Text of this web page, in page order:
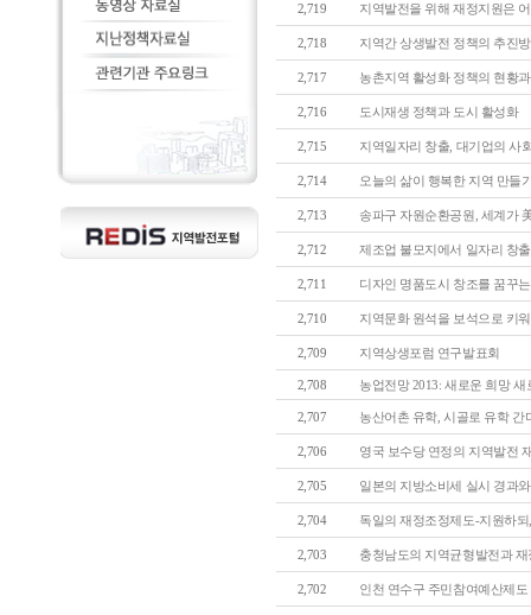
2,719 지역발전을 위해 재정지원은
2,718 지역간 상생발전 정책의 추진
2,717 농촌지역 활성화 정책의 현황
2,716 도시재생 정책과 도시 활성화
2,715 지역일자리 창출, 대기업의 사
2,714 오늘의 삶이 행복한 지역 만들
2,713 송파구 자원순환공원, 세계가
2,712 제조업 불모지에서 일자리 창
2,711 디자인 명품도시 창조를 꿈꾸
2,710 지역문화 원석을 보석으로 키
2,709 지역상생포럼 연구발표회
2,708 농업전망 2013: 새로운 희망 새
2,707 농산어촌 유학, 시골로 유학 간
2,706 영국 보수당 연정의 지역발전
2,705 일본의 지방소비세 실시 경과
2,704 독일의 재정조정제도-지원하
2,703 충청남도의 지역균형발전과 재
2,702 인천 연수구 주민참여예산제도